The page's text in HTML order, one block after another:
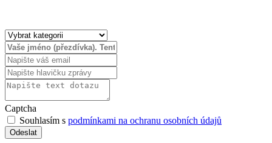
Captcha
Souhlasím s podmínkami na ochranu osobních údajů